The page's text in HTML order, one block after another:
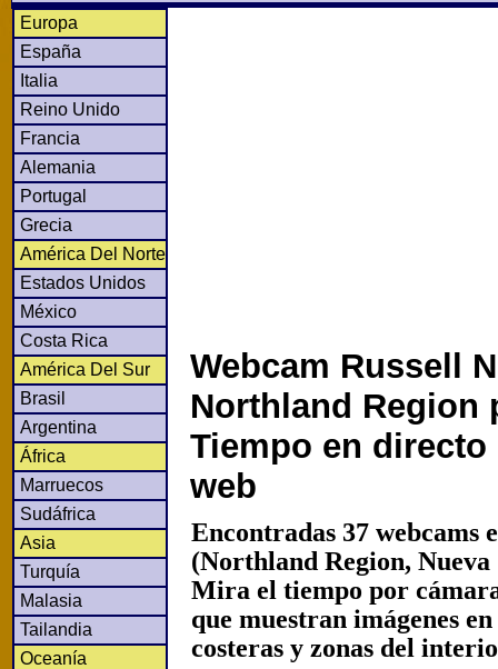
Europa
España
Italia
Reino Unido
Francia
Alemania
Portugal
Grecia
América Del Norte
Estados Unidos
México
Costa Rica
América Del Sur
Brasil
Argentina
África
Marruecos
Sudáfrica
Asia
Turquía
Malasia
Tailandia
Oceanía
Webcam Russell
Northland Region
Tiempo en directo
web
Encontradas 37 webcams
(Northland Region,
Mira el tiempo por
que muestran imágenes
costeras y zonas del